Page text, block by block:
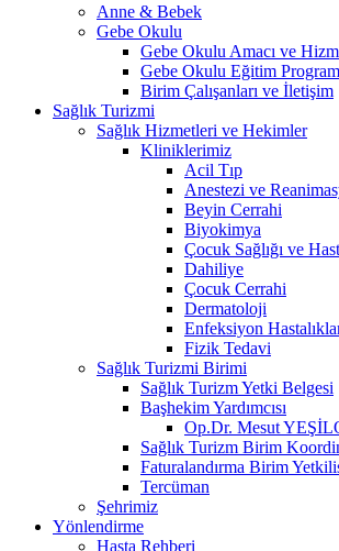
Anne & Bebek
Gebe Okulu
Gebe Okulu Amacı ve
Gebe Okulu Eğitim
Birim Çalışanları ve İletişim
Sağlık Turizmi
Sağlık Hizmetleri ve Hekimler
Kliniklerimiz
Acil Tıp
Anestezi ve
Beyin Cerrahi
Biyokimya
Çocuk Sağlığı ve
Dahiliye
Çocuk Cerrahi
Dermatoloji
Enfeksiyon
Fizik Tedavi
Sağlık Turizmi Birimi
Sağlık Turizm Yetki Belgesi
Başhekim Yardımcısı
Op.Dr. Mesut
Sağlık Turizm Birim
Faturalandırma Birim
Tercüman
Şehrimiz
Yönlendirme
Hasta Rehberi